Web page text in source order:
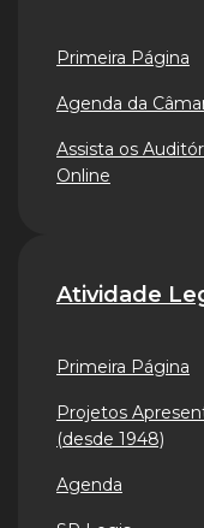
Primeira Página
Agenda da
Assista os
Online
Atividade
Primeira Página
Projetos
(desde 1948)
Agenda